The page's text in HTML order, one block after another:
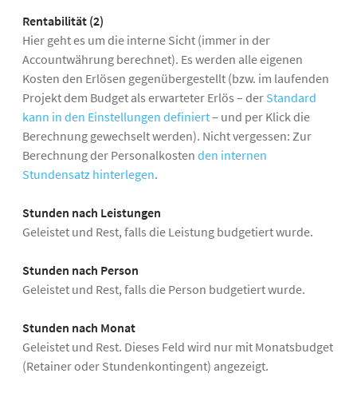
Rentabilität (2)
Hier geht es um die interne Sicht (immer in der
Accountwährung berechnet). Es werden alle eigenen
Kosten den Erlösen gegenübergestellt (bzw. im laufenden
Projekt dem Budget als erwarteter Erlös – der Standard
kann in den Einstellungen definiert– und per Klick die
Berechnung gewechselt werden). Nicht vergessen: Zur
Berechnung der Personalkosten den internen
Stundensatz hinterlegen.
Stunden nach Leistungen
Geleistet und Rest, falls die Leistung budgetiert wurde.
Stunden nach Person
Geleistet und Rest, falls die Person budgetiert wurde.
Stunden nach Monat
Geleistet und Rest. Dieses Feld wird nur mit Monatsbudget
(Retainer oder Stundenkontingent) angezeigt.